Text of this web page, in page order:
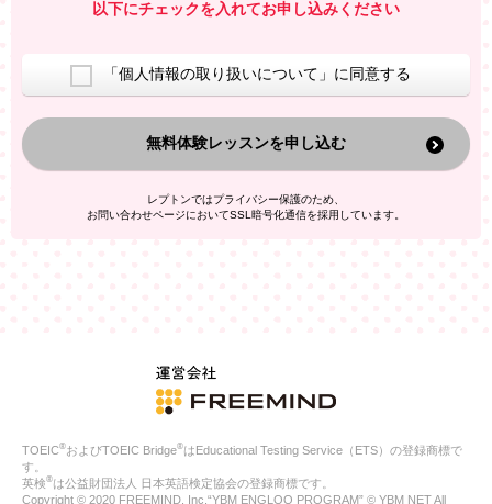
室等をご案内するため
換した上で、広告・宣伝・販売促進活動に役立てること
上記の利用目的のために第三者へ提供すること
なお、この利用目的を超えた個人情報の取扱いは行いません。ま
た、これ以外の目的で個人情報を利用することはありません。
人情報を、本人が特定されないデータに不可逆変換した上で第三
者広告配信事業者においてマッチングを行い、その結果に基づい
ご本人の同意がある場合
法令に基づく場合
人の生命、身体または財産の保護のために必要がある場合であ
公衆衛生の向上または児童の健全な育成の推進のために特に必
合
以下にチェックを入れてお申し込みください
「個人情報の取り扱いについて」に同意する
無料体験レッスンを申し込む
レプトンではプライバシー保護のため、
お問い合わせページにおいてSSL暗号化通信を採用しています。
TOEIC®およびTOEIC Bridge®はEducational Testing Service（ETS）の登録商標で
す。
英検®は公益財団法人 日本英語検定協会の登録商標です。
Copyright © 2020 FREEMIND, Inc.“YBM ENGLOO PROGRAM” © YBM NET All